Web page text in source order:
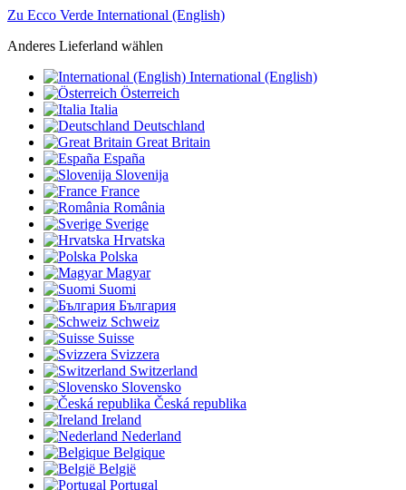
Zu Ecco Verde International (English)
Anderes Lieferland wählen
International (English)
Österreich
Italia
Deutschland
Great Britain
España
Slovenija
France
România
Sverige
Hrvatska
Polska
Magyar
Suomi
България
Schweiz
Suisse
Svizzera
Switzerland
Slovensko
Česká republika
Ireland
Nederland
Belgique
België
Portugal